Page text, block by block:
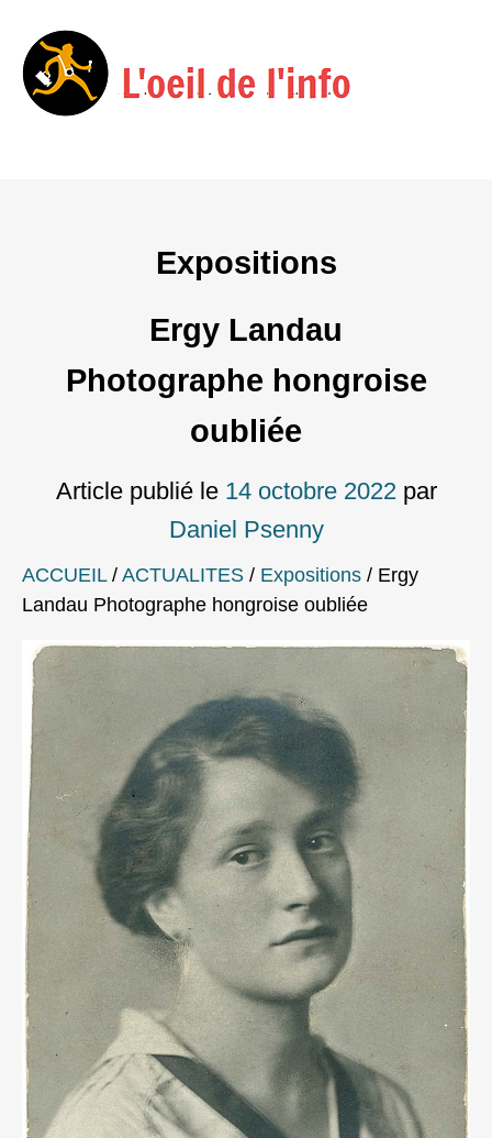
Expositions
Ergy Landau
Photographe hongroise
oubliée
Article publié le 14 octobre 2022 par
Daniel Psenny
ACCUEIL/ ACTUALITES / Expositions / Ergy
Landau Photographe hongroise oubliée